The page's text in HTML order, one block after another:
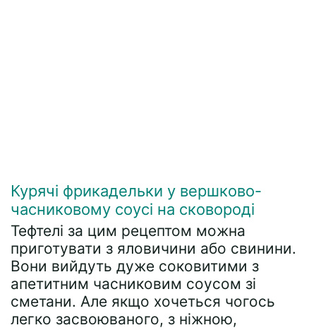
Курячі фрикадельки у вершково-
часниковому соусі на сковороді
Тефтелі за цим рецептом можна
приготувати з яловичини або свинини.
Вони вийдуть дуже соковитими з
апетитним часниковим соусом зі
сметани. Але якщо хочеться чогось
легко засвоюваного, з ніжною,